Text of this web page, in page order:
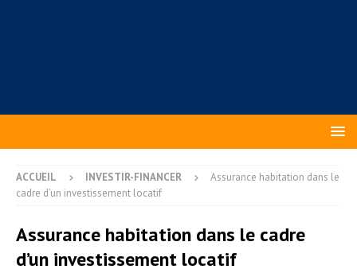
ACCUEIL INVESTIR-FINANCER
Assurance habitation dans le
cadre d’un investissement locatif
Assurance habitation dans le cadre
d’un investissement locatif